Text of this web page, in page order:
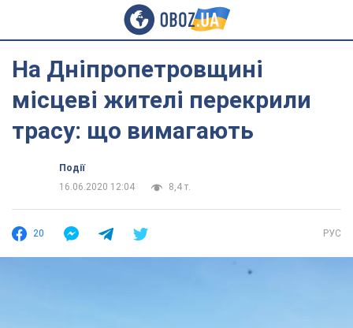
На Дніпропетровщині
місцеві жителі перекрили
трасу: що вимагають
Події
16.06.2020 12:04
8,4 т.
20 РУС